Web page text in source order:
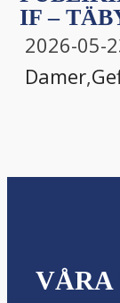
IF –
2026-05-
Damer,
VÅRA